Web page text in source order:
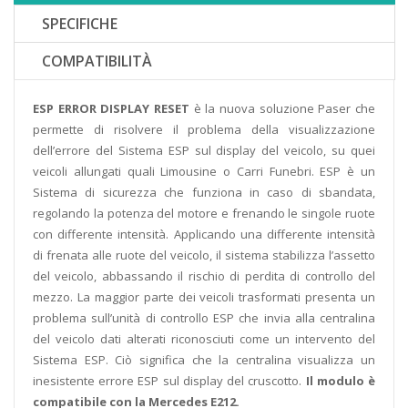
SPECIFICHE
COMPATIBILITÀ
ESP ERROR DISPLAY RESET è la nuova soluzione Paser che
permette di risolvere il problema della visualizzazione
dell’errore del Sistema ESP sul display del veicolo, su quei
veicoli allungati quali Limousine o Carri Funebri. ESP è un
Sistema di sicurezza che funziona in caso di sbandata,
regolando la potenza del motore e frenando le singole ruote
con differente intensità. Applicando una differente intensità
di frenata alle ruote del veicolo, il sistema stabilizza l’assetto
del veicolo, abbassando il rischio di perdita di controllo del
mezzo. La maggior parte dei veicoli trasformati presenta un
problema sull’unità di controllo ESP che invia alla centralina
del veicolo dati alterati riconosciuti come un intervento del
Sistema ESP. Ciò significa che la centralina visualizza un
inesistente errore ESP sul display del cruscotto. Il modulo è
compatibile con la Mercedes E212.